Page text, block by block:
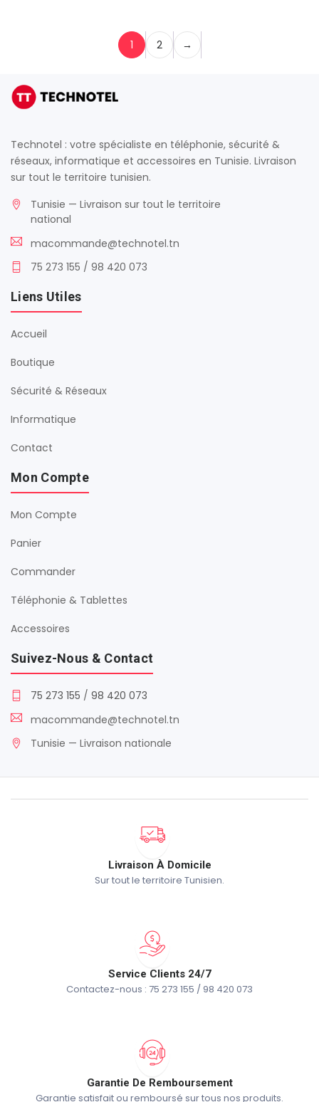
1 2 →
Technotel : votre spécialiste en téléphonie, sécurité &
réseaux, informatique et accessoires en Tunisie. Livraison
sur tout le territoire tunisien.
Tunisie — Livraison sur tout le territoire
national
macommande@technotel.tn
75 273 155 / 98 420 073
Liens Utiles
Accueil
Boutique
Sécurité & Réseaux
Informatique
Contact
Mon Compte
Mon Compte
Panier
Commander
Téléphonie & Tablettes
Accessoires
Suivez-Nous & Contact
75 273 155 / 98 420 073
macommande@technotel.tn
Tunisie — Livraison nationale
Livraison À Domicile
Sur tout le territoire Tunisien.
Service Clients 24/7
Contactez-nous : 75 273 155 / 98 420 073
Garantie De Remboursement
Garantie satisfait ou remboursé sur tous nos produits.